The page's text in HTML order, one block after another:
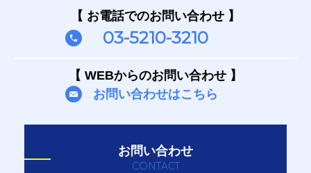
【 お電話でのお問い合わせ 】
03-5210-3210
【 WEBからのお問い合わせ 】
お問い合わせはこちら
お問い合わせ
CONTACT